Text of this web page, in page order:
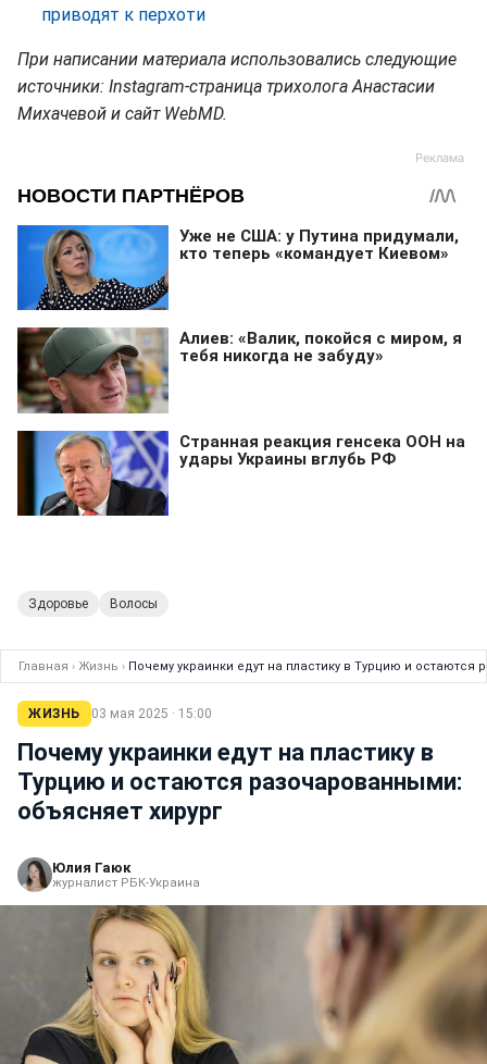
приводят к перхоти
При написании материала использовались следующие
источники: Instagram-страница трихолога Анастасии
Михачевой и сайт WebMD.
Здоровье Волосы
Главная › Жизнь › Почему украинки едут на пластику в Турцию и остаются
ЖИЗНЬ 03 мая 2025 · 15:00
Почему украинки едут на пластику в
Турцию и остаются разочарованными:
объясняет хирург
Юлия Гаюк
журналист РБК-Украина